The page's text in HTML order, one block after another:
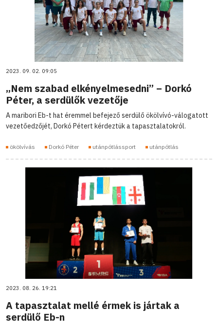
2023. 09. 02. 09:05
„Nem szabad elkényelmesedni” – Dorkó
Péter, a serdülők vezetője
A maribori Eb-t hat éremmel befejező serdülő ökölvívó-válogatott
vezetőedzőjét, Dorkó Pétert kérdeztük a tapasztalatokról.
ökölvívás Dorkó Péter utánpótlássport utánpótlás
2023. 08. 26. 19:21
A tapasztalat mellé érmek is jártak a
serdülő Eb-n